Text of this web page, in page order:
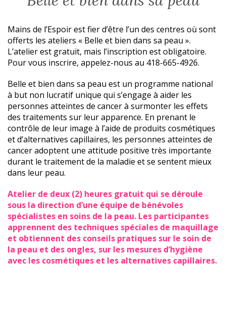
Mains de l’Espoir est fier d’être l’un des centres où sont
offerts les ateliers « Belle et bien dans sa peau ».
L’atelier est gratuit, mais l’inscription est obligatoire.
Pour vous inscrire, appelez-nous au 418-665-4926.
Belle et bien dans sa peau est un programme national
à but non lucratif unique qui s’engage à aider les
personnes atteintes de cancer à surmonter les effets
des traitements sur leur apparence. En prenant le
contrôle de leur image à l’aide de produits cosmétiques
et d’alternatives capillaires, les personnes atteintes de
cancer adoptent une attitude positive très importante
durant le traitement de la maladie et se sentent mieux
dans leur peau.
Atelier de deux (2) heures gratuit qui se déroule
sous la direction d’une équipe de bénévoles
spécialistes en soins de la peau. Les participantes
apprennent des techniques spéciales de maquillage
et obtiennent des conseils pratiques sur le soin de
la peau et des ongles, sur les mesures d’hygiène
avec les cosmétiques et les alternatives capillaires.